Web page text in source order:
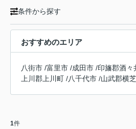
条件から探す
おすすめのエリア
八街市 /富里市 /成田市 /印旛郡酒々
上川郡上川町 /八千代市 /山武郡横
1件